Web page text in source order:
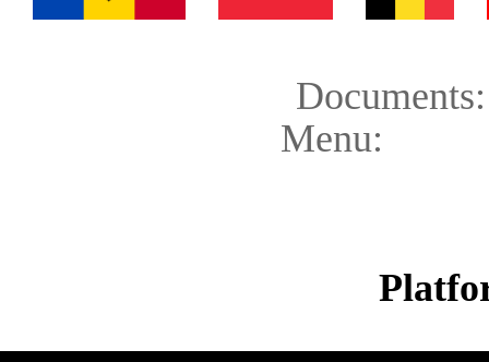
Documents:
Menu: